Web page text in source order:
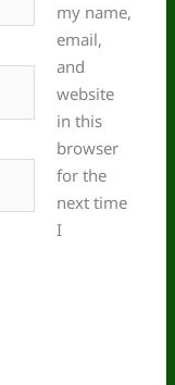
my name,
email,
and
website
in this
browser
for the
next time
I